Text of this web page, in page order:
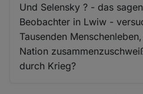
Und Selensky ? - das
Beobachter in Lwiw -
Tausenden
Nation
durch Krieg?